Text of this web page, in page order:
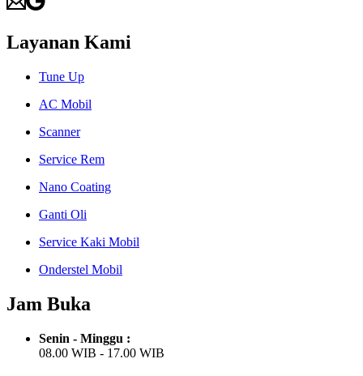
Layanan Kami
Tune Up
AC Mobil
Scanner
Service Rem
Nano Coating
Ganti Oli
Service Kaki Mobil
Onderstel Mobil
Jam Buka
Senin - Minggu :
08.00 WIB - 17.00 WIB